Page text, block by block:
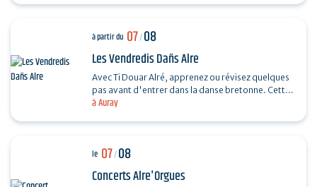
à Auray
à partir du 07/08
Les Vendredis Dañs Alre
Avec Ti Douar Alré, apprenez ou révisez quelques
pas avant d'entrer dans la danse bretonne. Cette
initiation est suivie d'un fest-noz animé par un…
le 07/08
Concerts Alre'Orgues